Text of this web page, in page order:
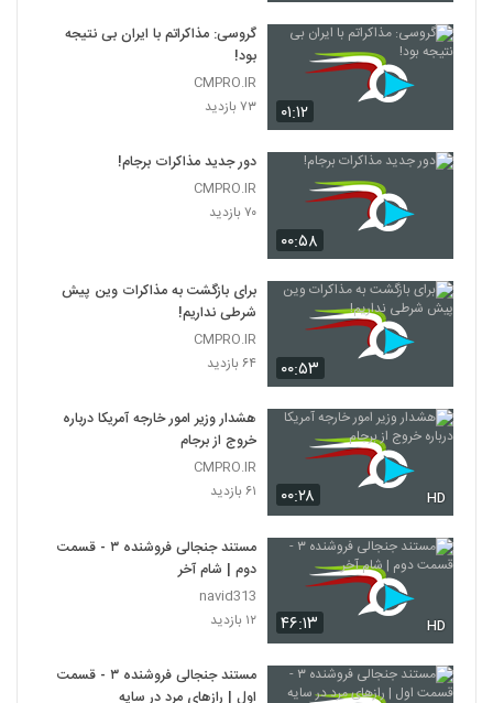
۰۱:۱۲
گروسی: مذاکراتم با ایران بی نتیجه
بود!
CMPRO.IR
۷۳ بازدید
۰۰:۵۸
دور جدید مذاکرات برجام!
CMPRO.IR
۷۰ بازدید
۰۰:۵۳
برای بازگشت به مذاکرات وین پیش‌
شرطی نداریم!
CMPRO.IR
۶۴ بازدید
۰۰:۲۸ HD
هشدار وزیر امور خارجه آمریکا درباره
خروج از برجام
CMPRO.IR
۶۱ بازدید
۴۶:۱۳ HD
مستند جنجالی فروشنده ۳ - قسمت
دوم | شام آخر
navid313
۱۲ بازدید
مستند جنجالی فروشنده ۳ - قسمت
اول | رازهای مرد در سایه